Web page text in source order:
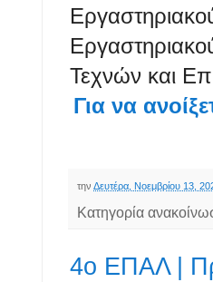
Τεχνών και
Για να
την Δευτέρα, Νοεμβρίου 13,
Κατηγορία
4ο ΕΠΑΛ |